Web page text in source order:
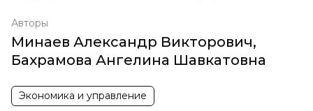
Авторы
Минаев Александр Викторович,
Бахрамова Ангелина Шавкатовна
Экономика и управление